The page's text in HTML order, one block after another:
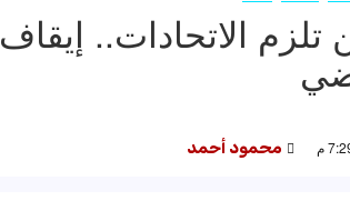
تلزم الاتحادات..
محمود أحمد